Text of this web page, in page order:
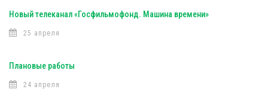
Новый телеканал «Госфильмофонд. Машина времени»
25 апреля
Плановые работы
24 апреля